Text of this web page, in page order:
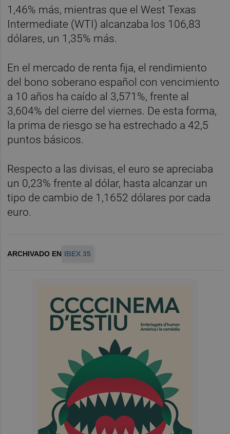
1,46% más, mientras que el West Texas
Intermediate (WTI) alcanzaba los 106,83
dólares, un 1,35% más.
En el mercado de renta fija, el rendimiento
del bono soberano español con vencimiento
a 10 años ha caído al 3,571%, frente al
3,604% del cierre del viernes. De esta forma,
la prima de riesgo se ha estrechado a 42,5
puntos básicos.
Respecto a las divisas, el euro se apreciaba
un 0,23% frente al dólar, hasta alcanzar un
tipo de cambio de 1,1652 dólares por cada
euro.
ARCHIVADO EN IBEX 35